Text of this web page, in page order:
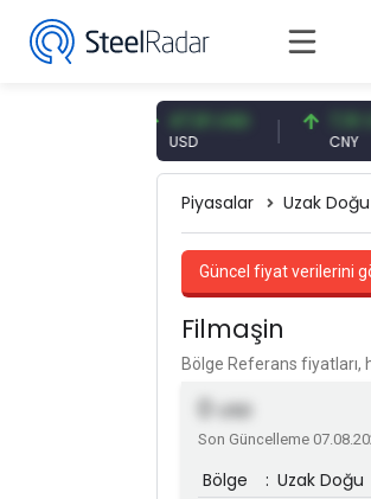
47,61 USD 7,10 CNY
CNY
Piyasalar Uzak Doğu
Güncel fiyat verilerini
Filmaşin
Bölge Referans fiyatları,
0 USD
Son Güncelleme
Bölge : Uzak Doğu